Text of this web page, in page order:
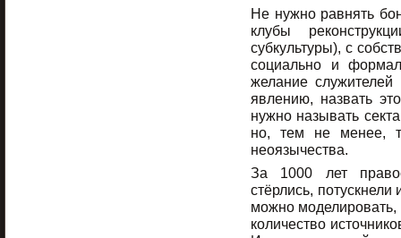
Не нужно равнять
клубы
субкультуры), с
социально и
желание
явлению, назвать
нужно называть
но, тем не менее,
неоязычества.
За 1000 лет
стёрлись,
можно
количество